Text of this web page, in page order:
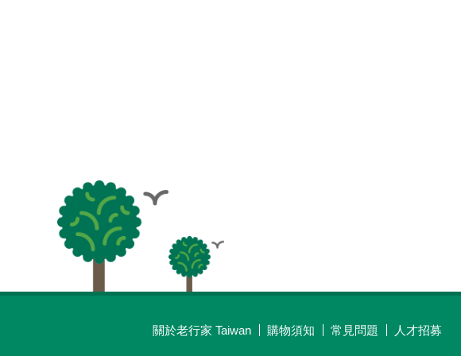
最新消息 線上購物 養生觀點
關於老行家 Taiwan 購物須知 常見問題 人才招募